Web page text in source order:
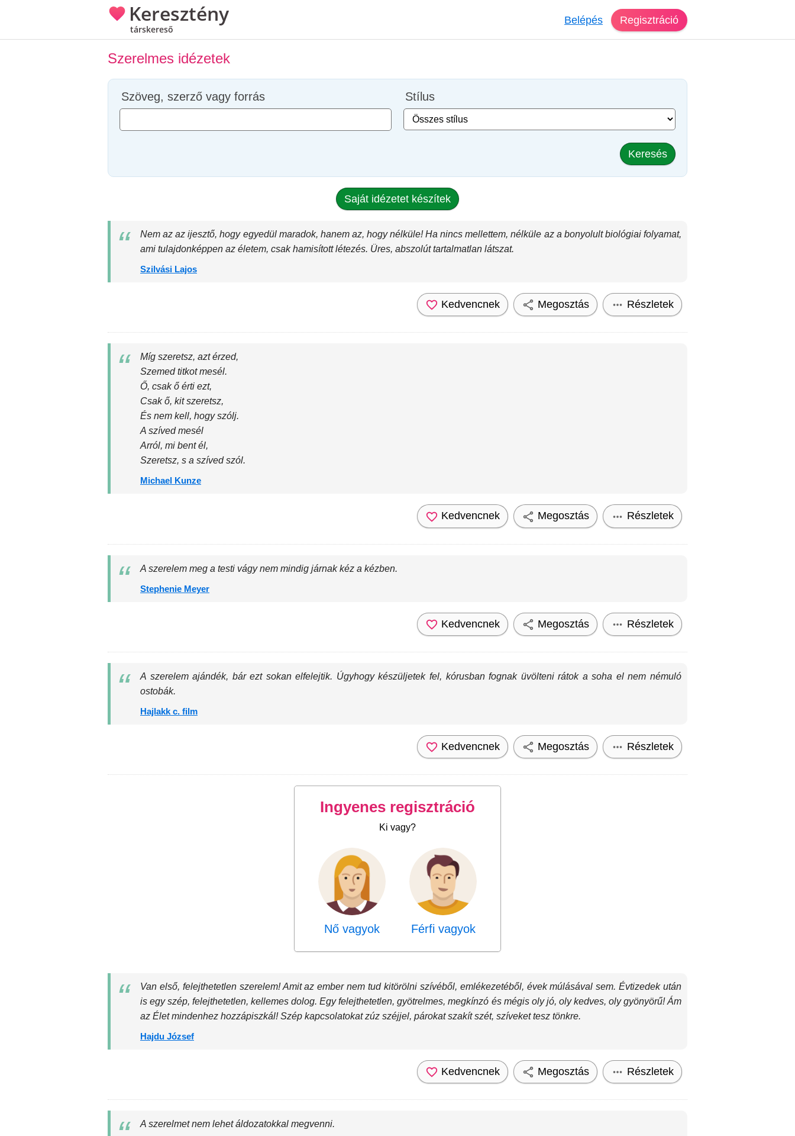
Keresztény
társkereső
Belépés Regisztráció
Szerelmes idézetek
Szöveg, szerző vagy forrás Stílus
Keresés
Saját idézetet készítek
Nem az az ijesztő, hogy egyedül maradok, hanem az, hogy nélküle! Ha nincs mellettem, nélküle az a bonyolult biológiai folyamat,
ami tulajdonképpen az életem, csak hamisított létezés. Üres, abszolút tartalmatlan látszat.
Szilvási Lajos
Kedvencnek Megosztás Részletek
Míg szeretsz, azt érzed,
Szemed titkot mesél.
Ő, csak ő érti ezt,
Csak ő, kit szeretsz,
És nem kell, hogy szólj.
A szíved mesél
Arról, mi bent él,
Szeretsz, s a szíved szól.
Michael Kunze
Kedvencnek Megosztás Részletek
A szerelem meg a testi vágy nem mindig járnak kéz a kézben.
Stephenie Meyer
Kedvencnek Megosztás Részletek
A szerelem ajándék, bár ezt sokan elfelejtik. Úgyhogy készüljetek fel, kórusban fognak üvölteni rátok a soha el nem némuló
ostobák.
Hajlakk c. film
Kedvencnek Megosztás Részletek
Ingyenes regisztráció
Ki vagy?
Nő vagyok Férfi vagyok
Van első, felejthetetlen szerelem! Amit az ember nem tud kitörölni szívéből, emlékezetéből, évek múlásával sem. Évtizedek után
is egy szép, felejthetetlen, kellemes dolog. Egy felejthetetlen, gyötrelmes, megkínzó és mégis oly jó, oly kedves, oly gyönyörű! Ám
az Élet mindenhez hozzápiszkál! Szép kapcsolatokat zúz széjjel, párokat szakít szét, szíveket tesz tönkre.
Hajdu József
Kedvencnek Megosztás Részletek
A szerelmet nem lehet áldozatokkal megvenni.